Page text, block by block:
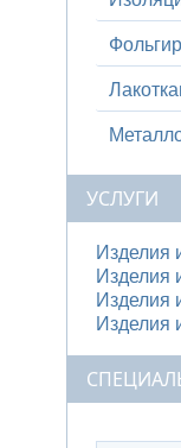
УСЛУГИ
Изделия
Изделия
Изделия
Изделия